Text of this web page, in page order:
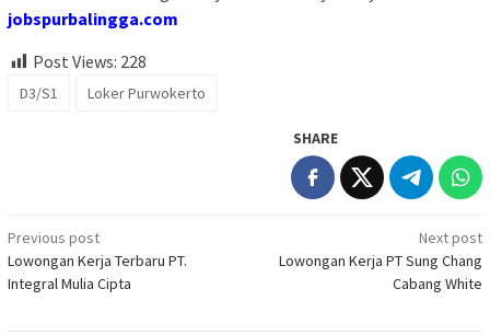
jobspurbalingga.com
Post Views: 228
D3/S1 Loker Purwokerto
SHARE
Post
navigation
Previous post
Lowongan Kerja Terbaru PT.
Integral Mulia Cipta
Next post
Lowongan Kerja PT Sung Chang
Cabang White